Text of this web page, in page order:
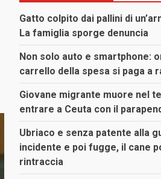
Gatto colpito dai pallini di
La famiglia sporge denuncia
Non solo auto e smartphone:
carrello della spesa si paga a
Giovane migrante muore nel
entrare a Ceuta con il
Ubriaco e senza patente alla
incidente e poi fugge, il cane
rintraccia